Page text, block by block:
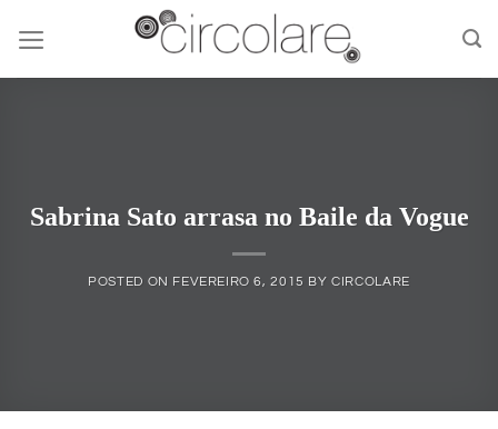
content
Sabrina Sato arrasa no Baile da Vogue
POSTED ON FEVEREIRO 6, 2015 BYCIRCOLARE